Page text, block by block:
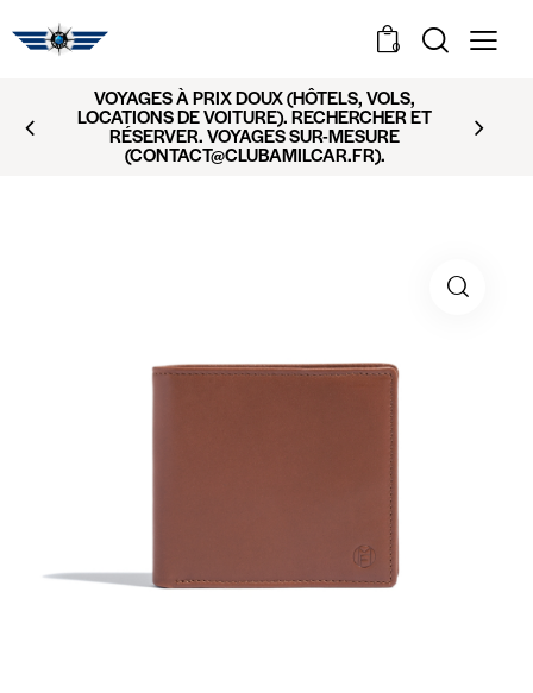
0
VOYAGES À PRIX DOUX (HÔTELS, VOLS,
LOCATIONS DE VOITURE). RECHERCHER ET
RÉSERVER. VOYAGES SUR-MESURE
(CONTACT@CLUBAMILCAR.FR).